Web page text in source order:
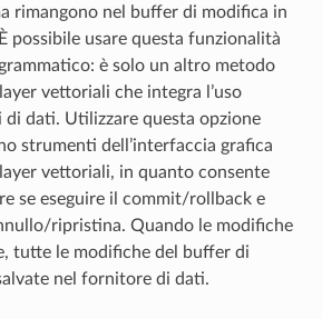
rimangono nel buffer di modifica in
possibile usare questa funzionalità
è solo un altro metodo
vettoriali che integra l’uso
dati. Utilizzare questa opzione
strumenti dell’interfaccia grafica
vettoriali, in quanto consente
se eseguire il commit/rollback e
ripristina. Quando le modifiche
tutte le modifiche del buffer di
nel fornitore di dati.